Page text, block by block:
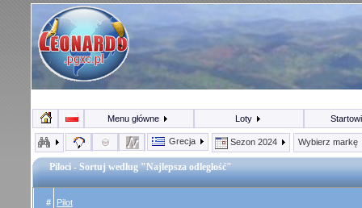
Menu główne Loty
Grecja Sezon 2024 Wybierz markę
Piloci - Sortuj według "Najlepsza odległość"
# Pilot